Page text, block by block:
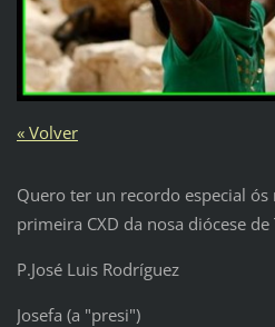
« Volver
Quero ter un recordo especial
primeira CXD da nosa diócese de
P.José Luis Rodríguez
Josefa (a "presi")